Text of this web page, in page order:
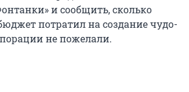
и сообщить, сколько
потратил на создание чудо-
не пожелали.